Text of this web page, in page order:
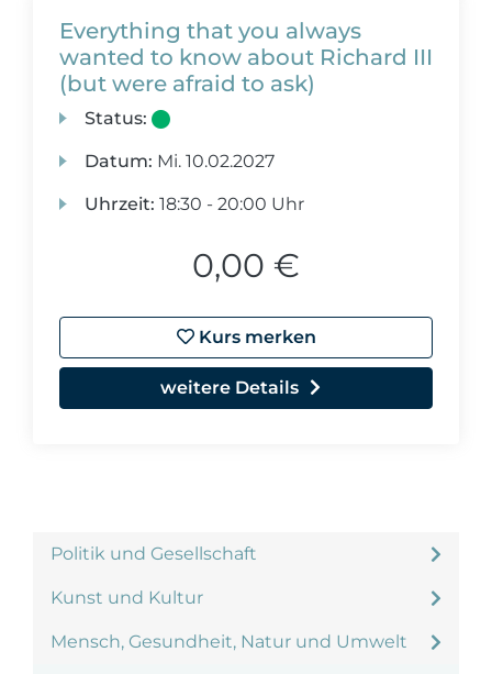
Politik und Gesellschaft
Kunst und Kultur
Mensch, Gesundheit, Natur und Umwelt
Everything that you always
wanted to know about Richard III
(but were afraid to ask)
Status:
Datum: Mi. 10.02.2027
Uhrzeit: 18:30 - 20:00 Uhr
0,00 €
Kurs merken
weitere Details